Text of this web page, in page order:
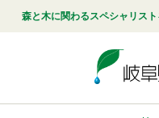
森と木に関わるスペシャリス